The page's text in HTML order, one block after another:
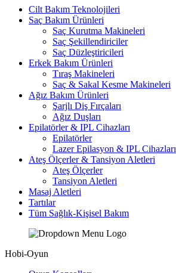
Cilt Bakım Teknolojileri
Saç Bakım Ürünleri
Saç Kurutma Makineleri
Saç Şekillendiriciler
Saç Düzleştiricileri
Erkek Bakım Ürünleri
Tıraş Makineleri
Saç & Sakal Kesme Makineleri
Ağız Bakım Ürünleri
Şarjlı Diş Fırçaları
Ağız Duşları
Epilatörler & IPL Cihazları
Epilatörler
Lazer Epilasyon & IPL Cihazları
Ateş Ölçerler & Tansiyon Aletleri
Ateş Ölçerler
Tansiyon Aletleri
Masaj Aletleri
Tartılar
Tüm Sağlık-Kişisel Bakım
Hobi-Oyun